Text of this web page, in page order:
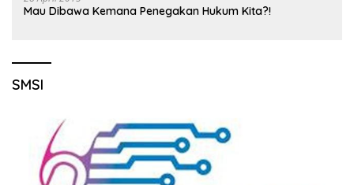
Mau Dibawa Kemana Penegakan Hukum Kita?!
SMSI